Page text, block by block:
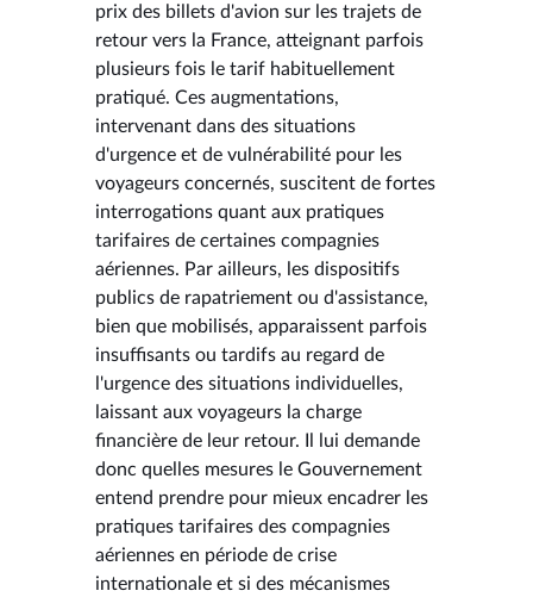
prix des billets d'avion sur les trajets de
retour vers la France, atteignant parfois
plusieurs fois le tarif habituellement
pratiqué. Ces augmentations,
intervenant dans des situations
d'urgence et de vulnérabilité pour les
voyageurs concernés, suscitent de fortes
interrogations quant aux pratiques
tarifaires de certaines compagnies
aériennes. Par ailleurs, les dispositifs
publics de rapatriement ou d'assistance,
bien que mobilisés, apparaissent parfois
insuffisants ou tardifs au regard de
l'urgence des situations individuelles,
laissant aux voyageurs la charge
financière de leur retour. Il lui demande
donc quelles mesures le Gouvernement
entend prendre pour mieux encadrer les
pratiques tarifaires des compagnies
aériennes en période de crise
internationale et si des mécanismes